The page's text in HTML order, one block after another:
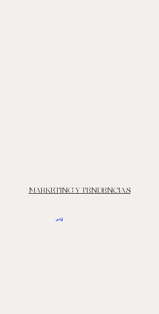
MARKETING Y TENDENCIAS